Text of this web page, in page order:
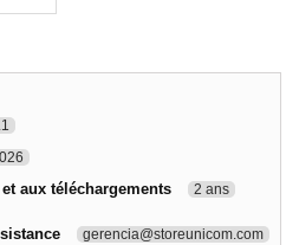
aux téléchargements 2 ans
gerencia@storeunicom.com